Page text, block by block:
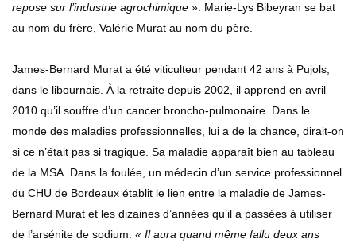
repose sur l’industrie agrochimique » . Marie-Lys Bibeyran se bat
au nom du frère, Valérie Murat au nom du père.
James-Bernard Murat a été viticulteur pendant 42 ans à Pujols,
dans le libournais. À la retraite depuis 2002, il apprend en avril
2010 qu’il souffre d’un cancer broncho-pulmonaire. Dans le
monde des maladies professionnelles, lui a de la chance, dirait-on
si ce n’était pas si tragique. Sa maladie apparaît bien au tableau
de la MSA. Dans la foulée, un médecin d’un service professionnel
du CHU de Bordeaux établit le lien entre la maladie de James-
Bernard Murat et les dizaines d’années qu’il a passées à utiliser
de l’arsénite de sodium. « Il aura quand même fallu deux ans